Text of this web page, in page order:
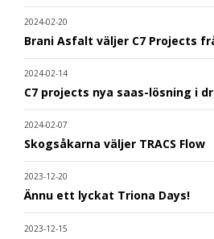
2024-02-20
Brani Asfalt väljer C7 Projects
2024-02-14
C7 projects nya saas-lösning i
2024-02-07
Skogsåkarna väljer TRACS Flow
2023-12-20
Ännu ett lyckat Triona Days!
2023-12-15